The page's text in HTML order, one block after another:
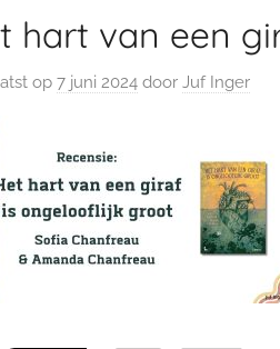
hart van een
op 7 juni 2024 door Juf Inger